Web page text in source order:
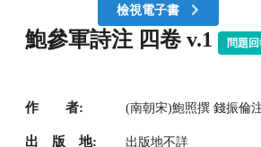
檢視電子書
鮑參軍詩注 四卷 v.1 問題回
作 者: (南朝宋)鮑照撰 錢振倫
出 版 地: 出版地不詳